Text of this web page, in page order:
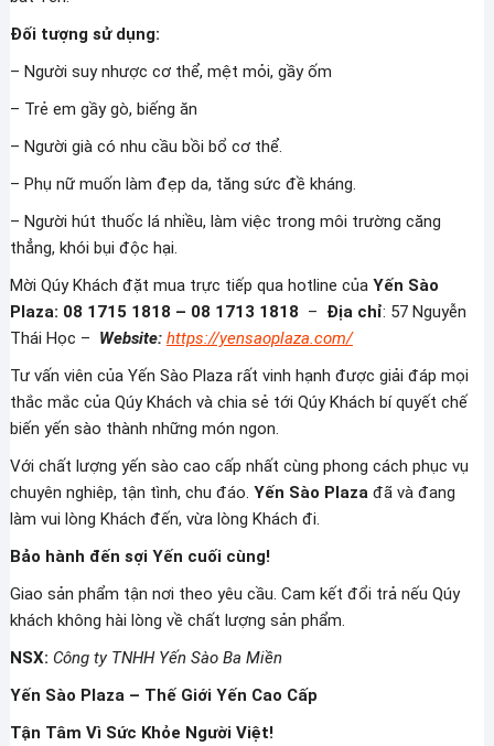
Đối tượng sử dụng:
– Người suy nhược cơ thể, mệt mỏi, gầy ốm
– Trẻ em gầy gò, biếng ăn
– Người già có nhu cầu bồi bổ cơ thể.
– Phụ nữ muốn làm đẹp da, tăng sức đề kháng.
– Người hút thuốc lá nhiều, làm việc trong môi trường căng
thẳng, khói bụi độc hại.
Mời Qúy Khách đặt mua trực tiếp qua hotline của Yến Sào
Plaza: 08 1715 1818 – 08 1713 1818 – Địa chỉ: 57 Nguyễn
Thái Học – Website: https://yensaoplaza.com/
Tư vấn viên của Yến Sào Plaza rất vinh hạnh được giải đáp mọi
thắc mắc của Qúy Khách và chia sẻ tới Qúy Khách bí quyết chế
biến yến sào thành những món ngon.
Với chất lượng yến sào cao cấp nhất cùng phong cách phục vụ
chuyên nghiêp, tận tình, chu đáo. Yến Sào Plaza đã và đang
làm vui lòng Khách đến, vừa lòng Khách đi.
Bảo hành đến sợi Yến cuối cùng!
Giao sản phẩm tận nơi theo yêu cầu. Cam kết đổi trả nếu Qúy
khách không hài lòng về chất lượng sản phẩm.
NSX: Công ty TNHH Yến Sào Ba Miền
Yến Sào Plaza – Thế Giới Yến Cao Cấp
Tận Tâm Vì Sức Khỏe Người Việt!